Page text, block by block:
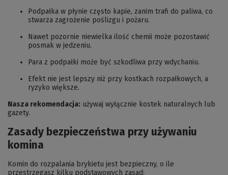
Podpałka w płynie często kapie, zanim trafi do paliwa, co
stwarza zagrożenie poślizgu i pożaru.
Nawet pozornie niewielka ilość chemii może pozostawić
posmak w jedzeniu.
Para z podpałki może być szkodliwa przy wdychaniu.
Efekt nie jest lepszy niż przy kostkach rozpałkowych, a
ryzyko większe.
Nasza rekomendacja: używaj wyłącznie kostek naturalnych lub
gazety.
Zasady bezpieczeństwa przy używaniu
komina
Komin do rozpalania brykietu jest bezpieczny, o ile
przestrzegasz kilku podstawowych zasad: